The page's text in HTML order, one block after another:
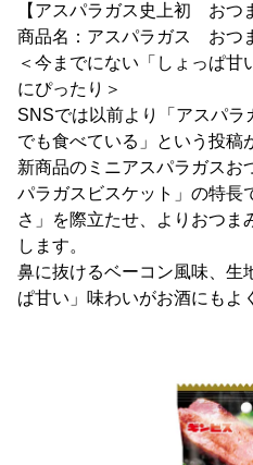
【アスパラガス史上初 おつ
商品名：アスパラガス おつ
＜今までにない「しょっぱ
にぴったり＞
SNSでは以前より「アスパラ
でも食べている」という投稿
新商品のミニアスパラガスお
パラガスビスケット」の特長
さ」を際立たせ、よりおつま
します。
鼻に抜けるベーコン風味、生
ぱ甘い」味わいがお酒にもよ